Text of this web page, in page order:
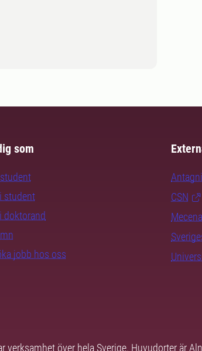
som
student
doktorand
jobb hos oss
CSN
verksamhet över hela Sverige. Huvudorter är